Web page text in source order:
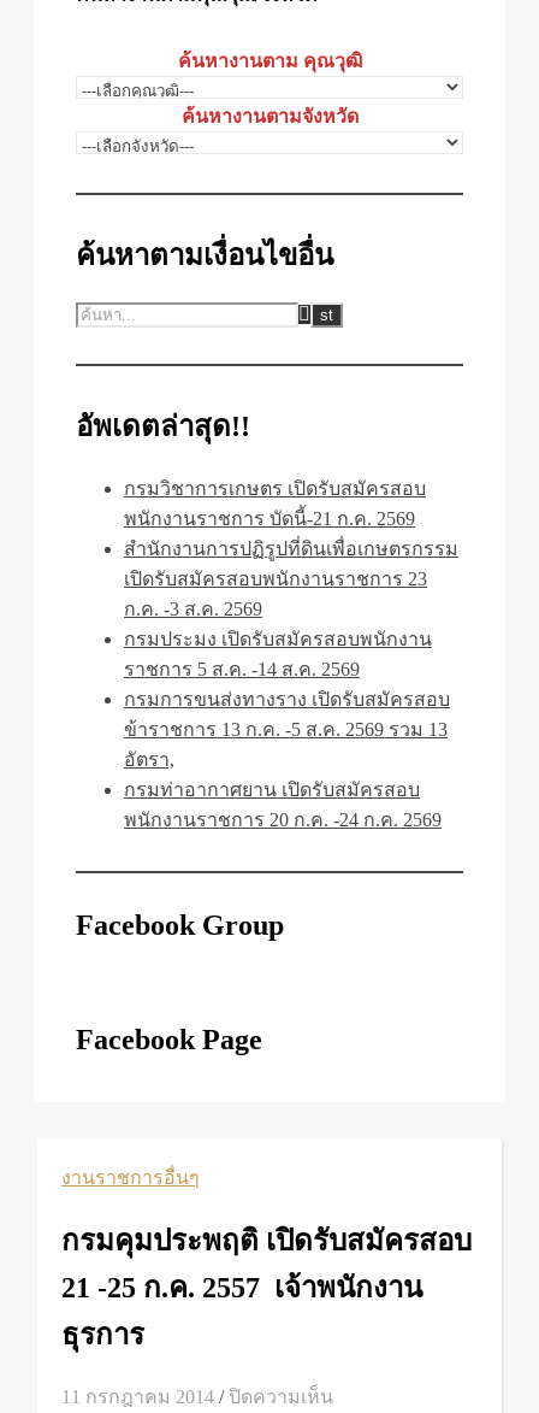
ค้นหางานตาม คุณวุฒิ
ค้นหางานตามจังหวัด
ค้นหาตามเงื่อนไขอื่น
อัพเดตล่าสุด!!
กรมวิชาการเกษตร เปิดรับสมัครสอบ
พนักงานราชการ บัดนี้-21 ก.ค. 2569
สำนักงานการปฏิรูปที่ดินเพื่อเกษตรกรรม
เปิดรับสมัครสอบพนักงานราชการ 23
ก.ค. -3 ส.ค. 2569
กรมประมง เปิดรับสมัครสอบพนักงาน
ราชการ 5 ส.ค. -14 ส.ค. 2569
กรมการขนส่งทางราง เปิดรับสมัครสอบ
ข้าราชการ 13 ก.ค. -5 ส.ค. 2569 รวม 13
อัตรา,
กรมท่าอากาศยาน เปิดรับสมัครสอบ
พนักงานราชการ 20 ก.ค. -24 ก.ค. 2569
Facebook Group
Facebook Page
งานราชการอื่นๆ
กรมคุมประพฤติ เปิดรับสมัครสอบ
21 -25 ก.ค. 2557 เจ้าพนักงาน
ธุรการ
11 กรกฎาคม 2014 / ปิดความเห็นบน